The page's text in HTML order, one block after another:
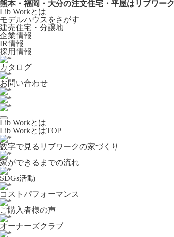
熊本・福岡・大分の注文住宅・平屋はリブワーク
Lib Workとは
モデルハウスをさがす
建売住宅・分譲地
企業情報
IR情報
採用情報
カタログ
お問い合わせ
Lib Workとは
Lib WorkとはTOP
数字で⾒るリブワークの家づくり
家ができるまでの流れ
SDGs活動
コストパフォーマンス
ご購入者様の声
オーナーズクラブ